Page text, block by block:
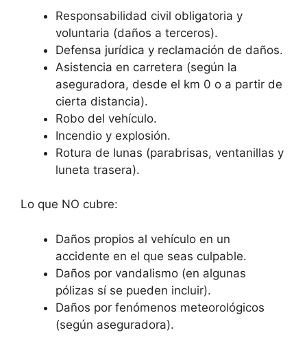
Responsabilidad civil obligatoria y
voluntaria (daños a terceros).
Defensa jurídica y reclamación de daños.
Asistencia en carretera (según la
aseguradora, desde el km 0 o a partir de
cierta distancia).
Robo del vehículo.
Incendio y explosión.
Rotura de lunas (parabrisas, ventanillas y
luneta trasera).
Lo que NO cubre:
Daños propios al vehículo en un
accidente en el que seas culpable.
Daños por vandalismo (en algunas
pólizas sí se pueden incluir).
Daños por fenómenos meteorológicos
(según aseguradora).